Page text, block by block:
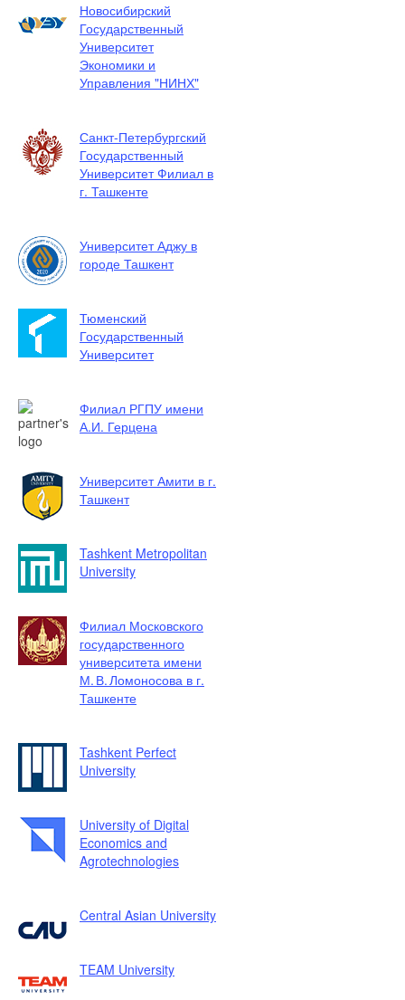
Новосибирский
Государственный
Университет
Экономики и
Управления "НИНХ"
Санкт-Петербургский
Государственный
Университет Филиал в
г. Ташкенте
Университет Аджу в
городе Ташкент
Тюменский
Государственный
Университет
Филиал РГПУ имени
А.И. Герцена
Университет Амити в г.
Ташкент
Tashkent Metropolitan
University
Филиал Московского
государственного
университета имени
М. В. Ломоносова в г.
Ташкенте
Tashkent Perfect
University
University of Digital
Economics and
Agrotechnologies
Central Asian University
TEAM University